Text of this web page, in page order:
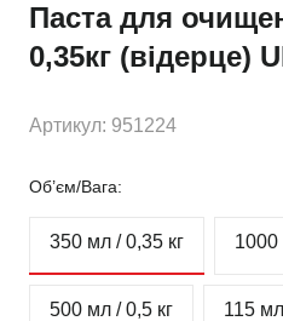
Паста для
0,35кг (відерце)
Артикул: 951224
Об’єм/Вага:
350 мл / 0,35 кг 1000
500 мл / 0,5 кг 115